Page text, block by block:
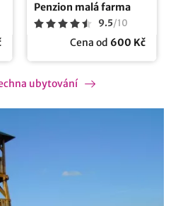
Penzion malá farma
9.5/10
Cena od 600 Kč
ubytování